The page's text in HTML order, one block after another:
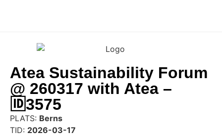
Atea Sustainability Forum
@ 260317 with Atea –
🆔3575
PLATS: Berns
TID: 2026-03-17